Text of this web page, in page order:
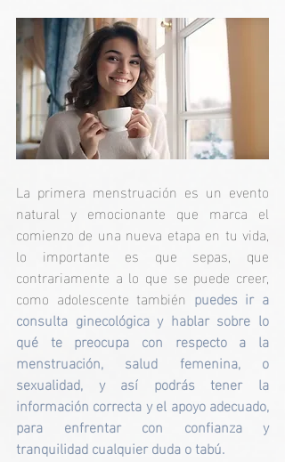
La primera menstruación es un evento
natural y emocionante que marca el
comienzo de una nueva etapa en tu vida,
lo importante es que sepas, que
contrariamente a lo que se puede creer,
como adolescente también puedes ir a
consulta ginecológica y hablar sobre lo
qué te preocupa con respecto a la
menstruación, salud femenina, o
sexualidad, y así podrás tener la
información correcta y el apoyo adecuado,
para enfrentar con confianza y
tranquilidad cualquier duda o tabú.